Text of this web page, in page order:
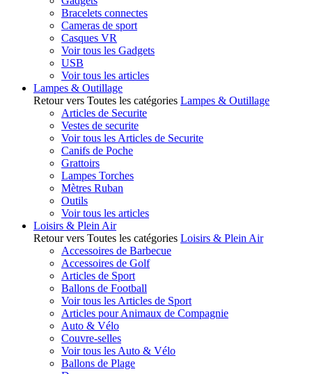
Bracelets connectes
Cameras de sport
Casques VR
Voir tous les Gadgets
USB
Voir tous les articles
Lampes & Outillage
Retour vers Toutes les catégories Lampes & Outillage
Articles de Securite
Vestes de securite
Voir tous les Articles de Securite
Canifs de Poche
Grattoirs
Lampes Torches
Mètres Ruban
Outils
Voir tous les articles
Loisirs & Plein Air
Retour vers Toutes les catégories Loisirs & Plein Air
Accessoires de Barbecue
Accessoires de Golf
Articles de Sport
Ballons de Football
Voir tous les Articles de Sport
Articles pour Animaux de Compagnie
Auto & Vélo
Couvre-selles
Voir tous les Auto & Vélo
Ballons de Plage